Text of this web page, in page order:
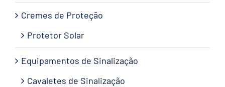
Cremes de Proteção
Protetor Solar
Equipamentos de Sinalização
Cavaletes de Sinalização